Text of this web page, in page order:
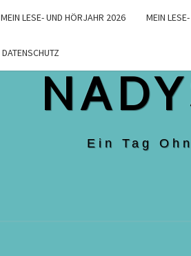
MEIN LESE- UND HÖRJAHR 2026 MEIN
DATENSCHUTZ
Ein Tag